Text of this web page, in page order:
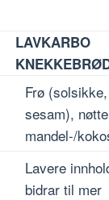
LAVKARBO
Frø
sesam),
mandel-/
Lavere
bidrar til mer